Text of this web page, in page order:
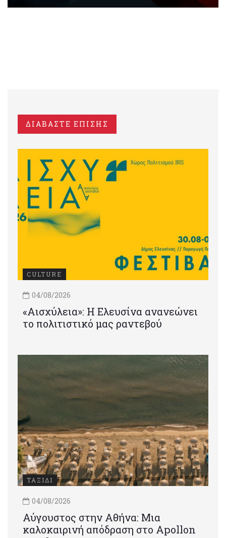
ΔΙΑΒΑΣΤΕ ΕΠΙΣΗΣ
CULTURE
04/08/2026
«Αισχύλεια»: Η Ελευσίνα ανανεώνει
το πολιτιστικό μας ραντεβού
ΤΑΞΙΔΙ
04/08/2026
Αύγουστος στην Αθήνα: Μια
καλοκαιρινή απόδραση στο Apollon